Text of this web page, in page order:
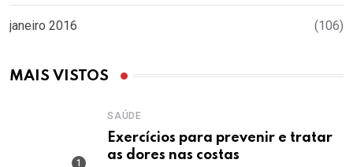
janeiro 2016 (106)
MAIS VISTOS
SAÚDE
Exercícios para prevenir e tratar
as dores nas costas